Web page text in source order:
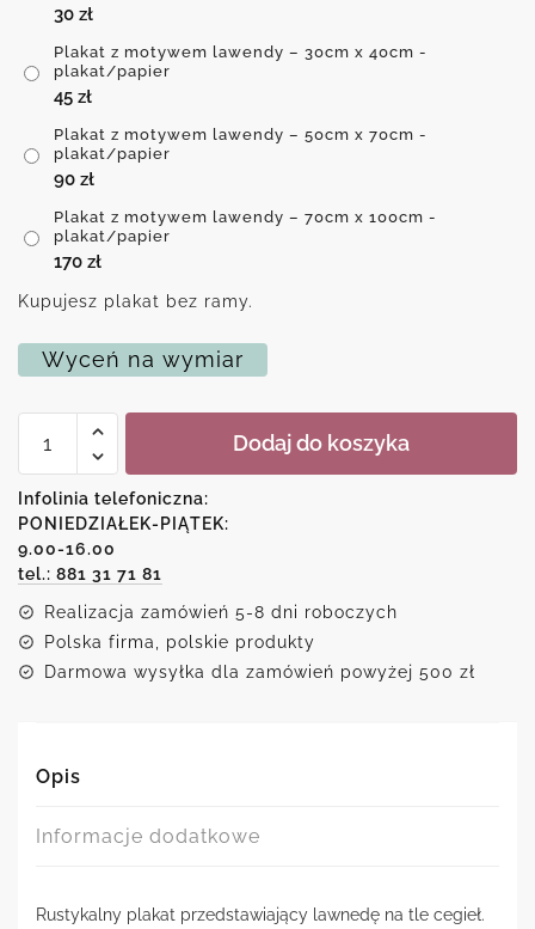
30 zł
Plakat z motywem lawendy – 30cm x 40cm -
plakat/papier
45 zł
Plakat z motywem lawendy – 50cm x 70cm -
plakat/papier
90 zł
Plakat z motywem lawendy – 70cm x 100cm -
plakat/papier
170 zł
Kupujesz plakat bez ramy.
Wyceń na wymiar
Plakat
lawendy
Dodaj do koszyka
Infolinia telefoniczna:
PONIEDZIAŁEK-PIĄTEK:
9.00-16.00
tel.: 881 31 71 81
Realizacja zamówień 5-8 dni roboczych
Polska firma, polskie produkty
Darmowa wysyłka dla zamówień powyżej 500 zł
Opis
Informacje dodatkowe
Rustykalny plakat przedstawiający lawnedę na tle cegieł.